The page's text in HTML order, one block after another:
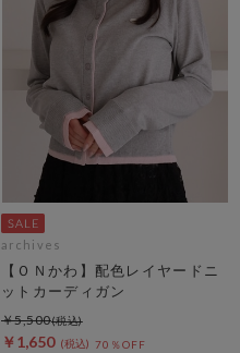
archives
【ＯＮかわ】配色レイヤードニ
ットカーディガン
￥1,650 70％OFF
￥5,500